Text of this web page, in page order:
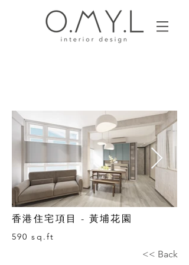
香港住宅項目 - 黃埔花園
590 sq.ft
<< Back